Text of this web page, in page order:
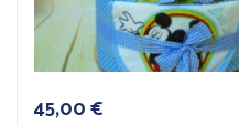
45,00€